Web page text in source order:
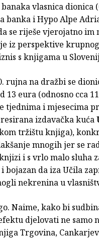
vlasnica dionica
banka i Hypo Alpe
se riješe vjerojatno im
iz perspektive
s knjigama u
rujna na dražbi se
13 eura (odnosno cca
tjednima i mjesecima
izdavačka kuća
tržištu knjiga),
mnogih jer se
i s vrlo malo sluha
bojazan da iza Učila
nekrenina u
Naime, kako bi
djelovati ne samo
Trgovina,